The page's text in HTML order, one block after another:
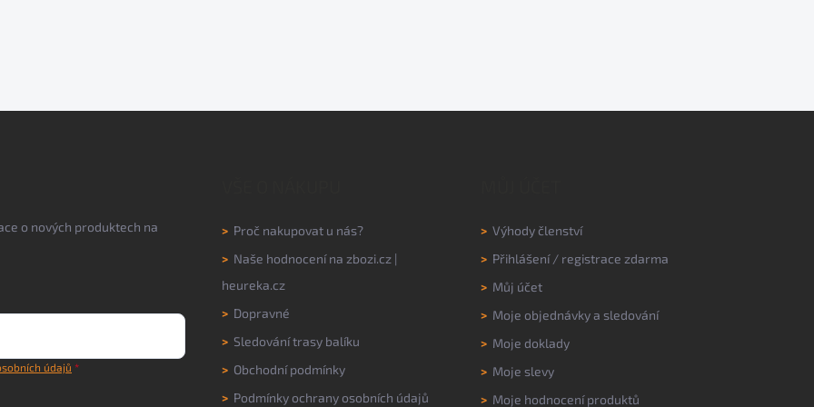
o nových produktech na
údajů
> Proč nakupovat u nás?
> Naše hodnocení na zbozi.cz |
heureka.cz
> Dopravné
> Sledování trasy balíku
> Obchodní podmínky
> Podmínky ochrany osobních údajů
> Výhody členství
> Přihlášení/ registrace zdarma
> Můj účet
> Moje objednávky a sledování
> Moje doklady
> Moje slevy
> Moje hodnocení produktů